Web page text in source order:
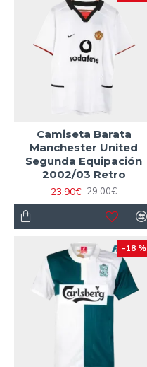
Camiseta Barata
Manchester United
Segunda Equipación
2002/03 Retro
23.90€ 29.00€
-18 %